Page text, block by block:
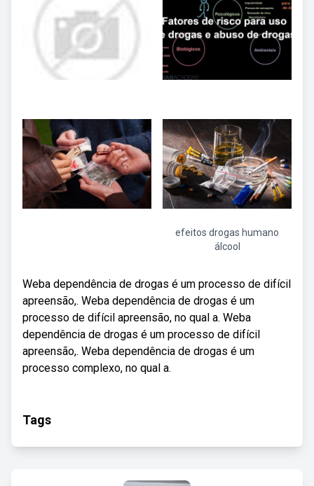
efeitos drogas humano
álcool
Weba dependência de drogas é um processo de difícil
apreensão,. Weba dependência de drogas é um
processo de difícil apreensão, no qual a. Weba
dependência de drogas é um processo de difícil
apreensão,. Weba dependência de drogas é um
processo complexo, no qual a.
Tags